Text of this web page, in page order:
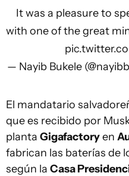
It was a pleasure to
with one of the great
— Nayib Bukele
El mandatario
que es recibido por
planta Gigafactoryen
fabrican las baterías de
según la Casa